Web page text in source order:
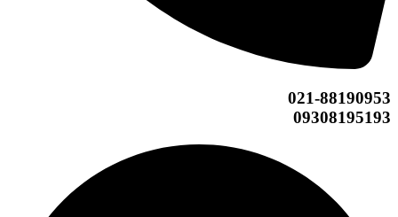
021-88190953
09308195193